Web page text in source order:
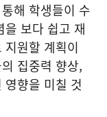
해 학생들이 수
을 보다 쉽고 재
원할 계획이
집중력 향상,
향을 미칠 것